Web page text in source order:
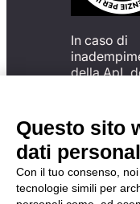
In caso di
della ApL
del
possibile
reclamo
una delle
descritte al
Questo sito
dati
Con il tuo consenso,
tecnologie simili per